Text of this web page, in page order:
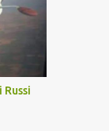
a suo
ma
NON